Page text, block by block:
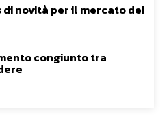
novità per il mercato dei
congiunto tra